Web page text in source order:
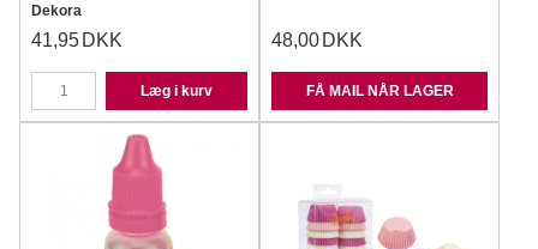
Dekora
41,95 DKK
Læg i kurv
48,00 DKK
FÅ MAIL NÅR LAGER